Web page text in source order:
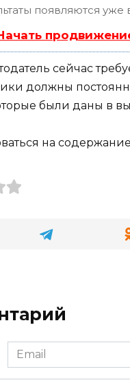
появляются
сейчас
должны
были даны в
на содержание
Email
*